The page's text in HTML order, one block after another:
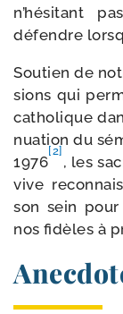
n’hésitant
défendre
Soutien de
sions qui
catho­lique
nua­tion du
1976
[2]
, les
vive
son sein
nos fidèles à